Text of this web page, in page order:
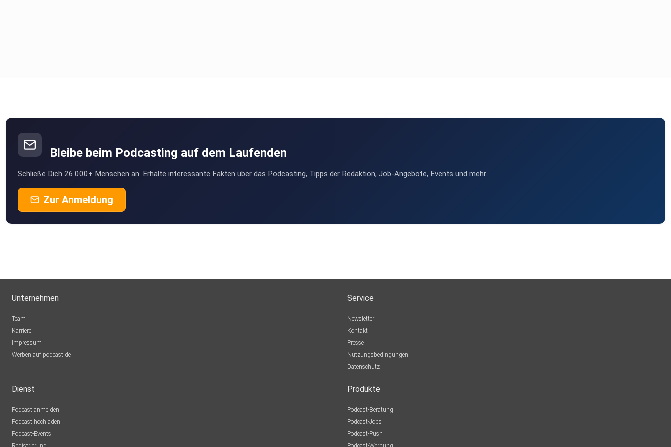
Bleibe beim Podcasting auf dem Laufenden
Schließe Dich 26.000+ Menschen an. Erhalte interessante Fakten über das Podcasting, Tipps der Redaktion, Job-Angebote, Events und mehr.
Zur Anmeldung
Unternehmen
Team
Karriere
Impressum
Werben auf podcast.de
Service
Newsletter
Kontakt
Presse
Nutzungsbedingungen
Datenschutz
Dienst
Podcast anmelden
Podcast hochladen
Podcast-Events
Registrierung
Produkte
Podcast-Beratung
Podcast-Jobs
Podcast-Push
Podcast-Werbung